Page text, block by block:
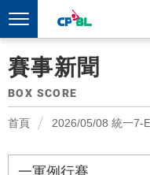
賽事新聞
BOX SCORE
首頁 2026/05/08 統一7-